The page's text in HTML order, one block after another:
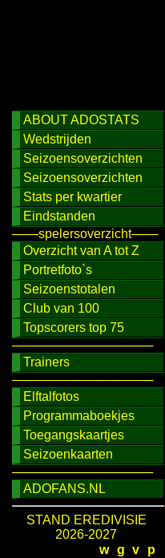
ABOUT ADOSTATS
Wedstrijden
Seizoensoverzichten
Seizoensoverzichten
Stats per kwartier
Eindstanden
───spelersoverzicht───
Overzicht van A tot Z
Portretfoto`s
Seizoenstotalen
Club van 100
Topscorers top 75
────────────────
Trainers
────────────────
Elftalfotos
Programmaboekjes
Toegangskaartjes
Seizoenkaarten
────────────────
ADOFANS.NL
STAND EREDIVISIE
2026-2027
w g v
p